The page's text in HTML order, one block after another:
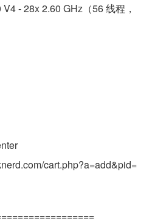
- 28x 2.60 GHz（56 线程，
cart.php?a=add&pid=